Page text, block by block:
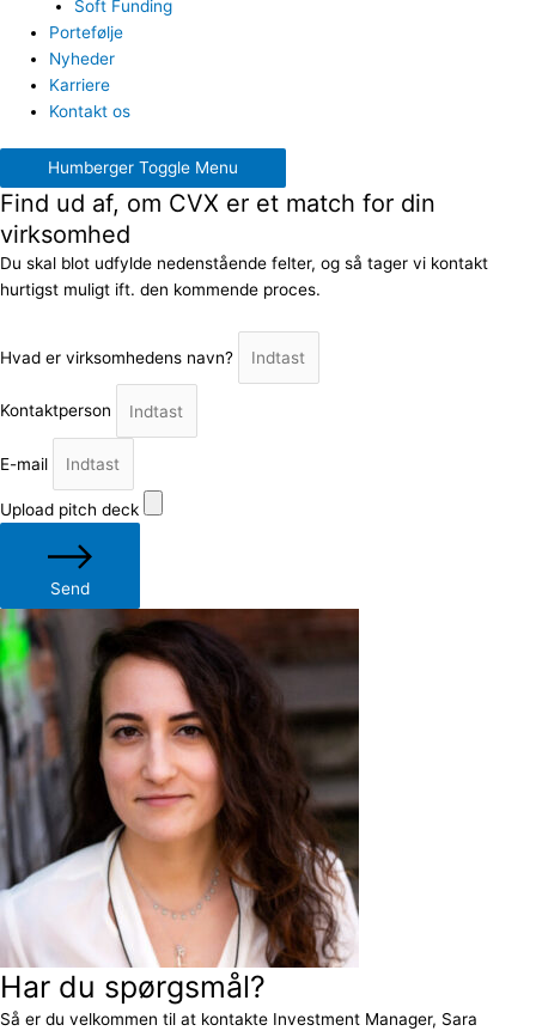
Soft Funding
Portefølje
Nyheder
Karriere
Kontakt os
Humberger Toggle Menu
Find ud af, om CVX er et match for din
virksomhed
Du skal blot udfylde nedenstående felter, og så tager vi kontakt
hurtigst muligt ift. den kommende proces.
Hvad er virksomhedens navn?
Kontaktperson
E-mail
Upload pitch deck
Send
Har du spørgsmål?
Så er du velkommen til at kontakte Investment Manager, Sara